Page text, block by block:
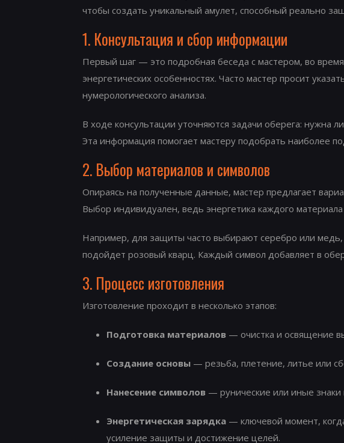
чтобы создать уникальный амулет, способный реально
1. Консультация и сбор информации
Первый шаг — это подробная беседа с мастером, во
энергетических особенностях. Часто мастер просит
нумерологического анализа.
В ходе консультации уточняются задачи оберега: нужна
Эта информация помогает мастеру подобрать наиболее
2. Выбор материалов и символов
Опираясь на полученные данные, мастер предлагает
Выбор индивидуален, ведь энергетика каждого
Например, для защиты часто выбирают серебро или
подойдет розовый кварц. Каждый символ добавляет в
3. Процесс изготовления
Изготовление проходит в несколько этапов:
Подготовка материалов — очистка и освящение
Создание основы — резьба, плетение, литье или
Нанесение символов — рунические или иные знаки
Энергетическая зарядка — ключевой момент,
усиление защиты и достижение целей.